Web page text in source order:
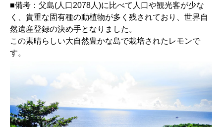
■備考：父島(人口2078人)に比べて人口や観光客が少な
く、貴重な固有種の動植物が多く残されており、世界自
然遺産登録の決め手となりました。
この素晴らしい大自然豊かな島で栽培されたレモンで
す。